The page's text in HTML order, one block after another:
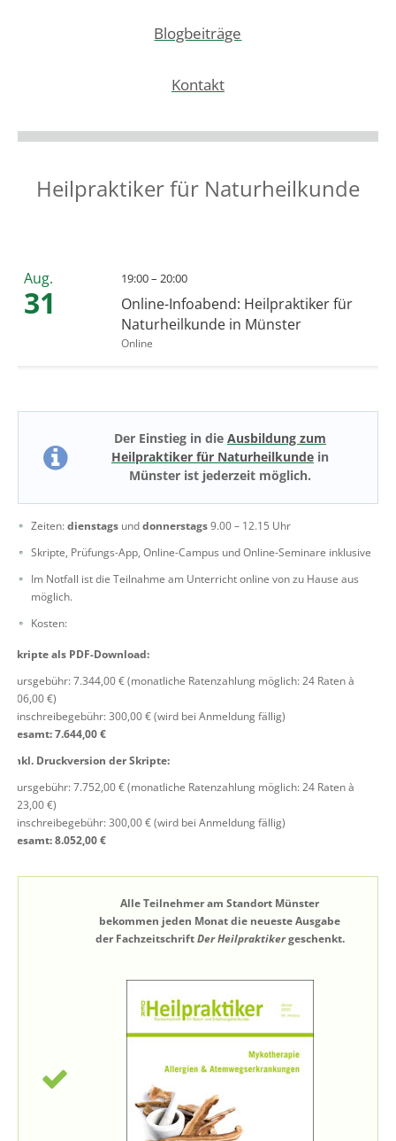
Blogbeiträge
Kontakt
Heilpraktiker für Naturheilkunde
Aug.
31
19:00 – 20:00
Online-Infoabend: Heilpraktiker für
Naturheilkunde in Münster
Online
Der Einstieg in die Ausbildung zum
Heilpraktiker für Naturheilkundein
Münster ist jederzeit möglich.
Zeiten:dienstags unddonnerstags9.00 – 12.15 Uhr
Skripte, Prüfungs-App, Online-Campus und Online-Seminare inklusive
Im Notfall ist die Teilnahme am Unterricht online von zu Hause aus
möglich.
Kosten:
Skripte als PDF-Download:
Kursgebühr: 7.344,00 € (monatliche Ratenzahlung möglich: 24 Raten à
306,00 €)
Einschreibegebühr: 300,00 € (wird bei Anmeldung fällig)
gesamt: 7.644,00 €
inkl. Druckversion der Skripte:
Kursgebühr: 7.752,00 € (monatliche Ratenzahlung möglich: 24 Raten à
323,00 €)
Einschreibegebühr: 300,00 € (wird bei Anmeldung fällig)
gesamt: 8.052,00 €
Alle Teilnehmer am Standort Münster
bekommen jeden Monat die neueste Ausgabe
der FachzeitschriftDer Heilpraktikergeschenkt.